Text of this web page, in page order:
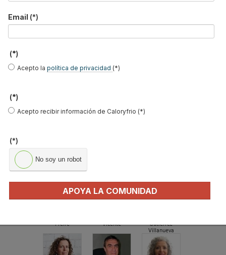
Carles Borrás
Freire
Vicente
Gutiérrez
Villanueva
Email (*)
(*)
Acepto la política de privacidad (*)
(*)
Acepto recibir información de Caloryfrio (*)
(*)
No soy un robot
APOYA LA COMUNIDAD